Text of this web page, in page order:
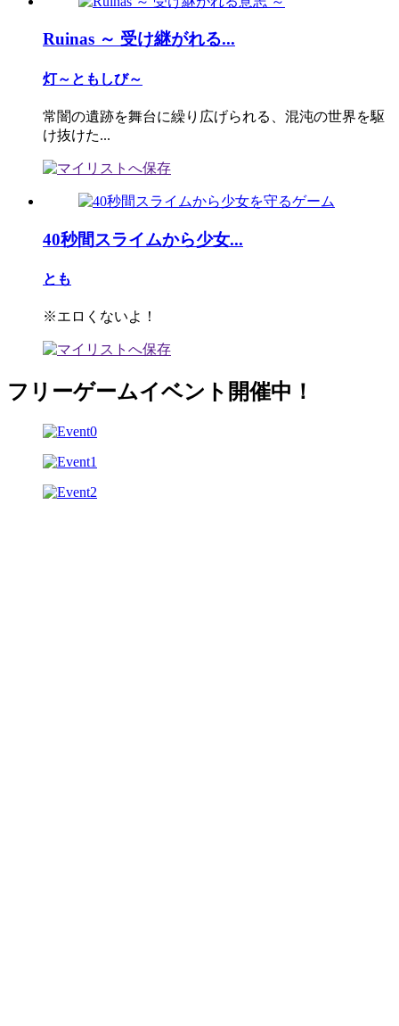
Ruinas ～ 受け継がれる...
灯～ともしび～
常闇の遺跡を舞台に繰り広げられる、混沌の世界を駆
け抜けた...
40秒間スライムから少女...
とも
※エロくないよ！
フリーゲームイベント開催中！